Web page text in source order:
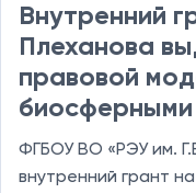
Внутренний
Плеханова
правовой
ФГБОУ ВО «РЭУ им.
внутренний грант